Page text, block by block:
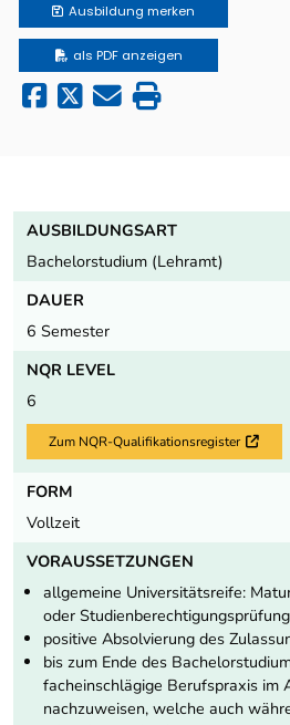
Ausbildung merken
als PDF anzeigen
AUSBILDUNGSART
Bachelorstudium (Lehramt)
DAUER
6 Semester
NQR LEVEL
6
Zum NQR-Qualifikationsregister
FORM
Vollzeit
VORAUSSETZUNGEN
allgemeine Universitätsreife:
oder Studienberechtigungsprüfung
positive Absolvierung des
bis zum Ende des
facheinschlägige Berufspraxis im
nachzuweisen, welche auch